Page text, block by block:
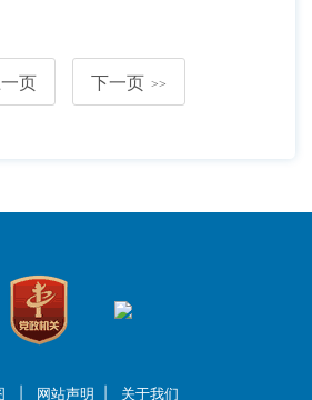
一页 下一页 >>
网站声明 关于我们